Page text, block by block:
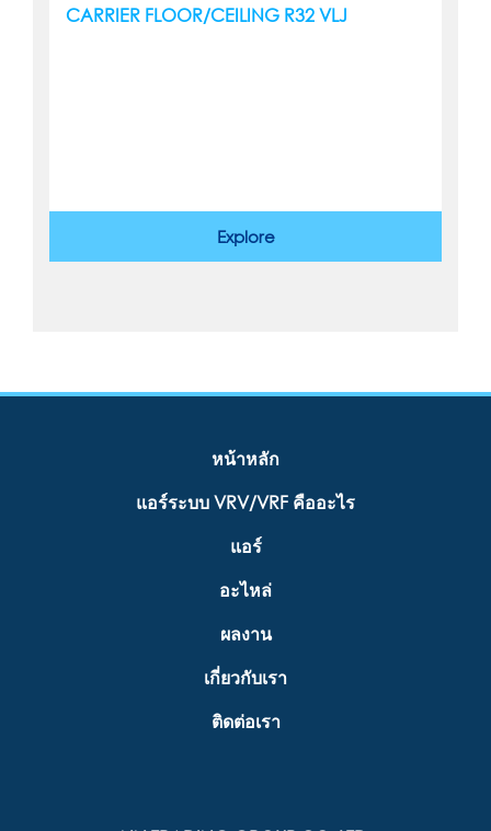
CARRIER FLOOR/CEILING R32 VLJ
Explore
หน้าหลัก
แอร์ระบบ VRV/VRF คืออะไร
แอร์
อะไหล่
ผลงาน
เกี่ยวกับเรา
ติดต่อเรา